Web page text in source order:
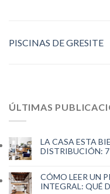
PISCINAS DE GRESITE
ÚLTIMAS
LA CASA ESTA
DISTRIBUCIÓN: 7
CÓMO LEER UN
INTEGRAL: QUÉ